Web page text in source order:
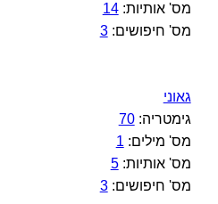
מס' אותיות:14
מס' חיפושים:3
גאוני
גימטריה:70
מס' מילים: 1
מס' אותיות:5
מס' חיפושים:3